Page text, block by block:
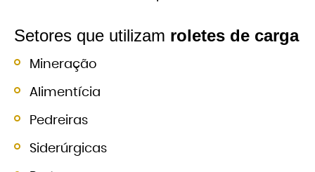
Setores que utilizam roletes de carga
Mineração
Alimentícia
Pedreiras
Siderúrgicas